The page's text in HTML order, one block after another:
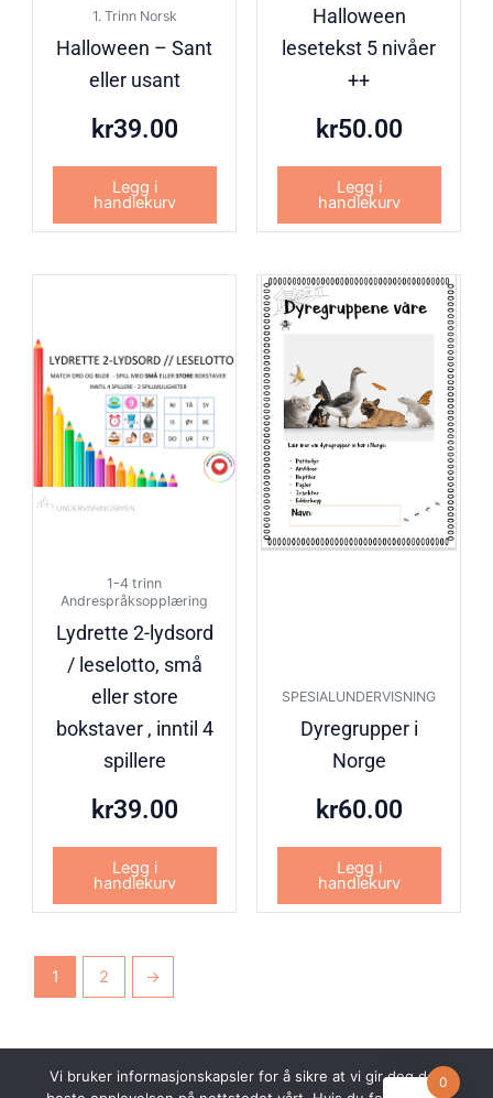
1. Trinn Norsk
Halloween – Sant
eller usant
kr39.00
Legg i
handlekurv
Halloween
lesetekst 5 nivåer
++
kr50.00
Legg i
handlekurv
1-4 trinn
Andrespråksopplæring
Lydrette 2-lydsord
/ leselotto, små
eller store
bokstaver , inntil 4
spillere
kr39.00
Legg i
handlekurv
SPESIALUNDERVISNING
Dyregrupper i
Norge
kr60.00
Legg i
handlekurv
1 2 →
0
Vi bruker informasjonskapsler for å sikre at vi gir deg den